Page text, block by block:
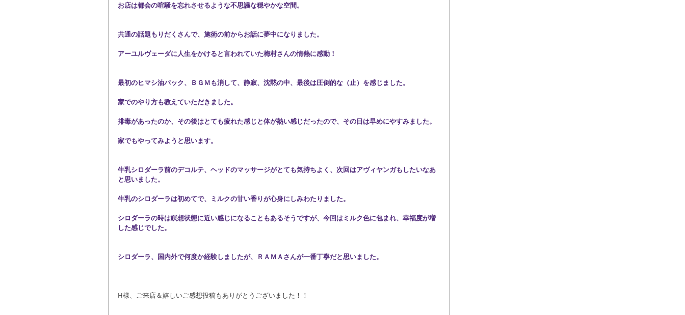
お店は都会の喧騒を忘れさせるような不思議な穏やかな空間。
共通の話題もりだくさんで、施術の前からお話に夢中になりました。
アーユルヴェーダに人生をかけると言われていた梅村さんの情熱に感動！
最初のヒマシ油パック、ＢＧＭも消して、静寂、沈黙の中、最後は圧倒的な（止）を感じました。
家でのやり方も教えていただきました。
排毒があったのか、その後はとても疲れた感じと体が熱い感じだったので、その日は早めにやすみました。
家でもやってみようと思います。
牛乳シロダーラ前のデコルテ、ヘッドのマッサージがとても気持ちよく、次回はアヴィヤンガもしたいなあ
と思いました。
牛乳のシロダーラは初めてで、ミルクの甘い香りが心身にしみわたりました。
シロダーラの時は瞑想状態に近い感じになることもあるそうですが、今回はミルク色に包まれ、幸福度が増
した感じでした。
シロダーラ、国内外で何度か経験しましたが、ＲＡＭＡさんが一番丁寧だと思いました。
H様、ご来店＆嬉しいご感想投稿もありがとうございました！！